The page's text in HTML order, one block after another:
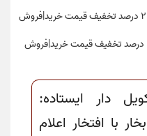
دار ایستاده:
با افتخار اعلام